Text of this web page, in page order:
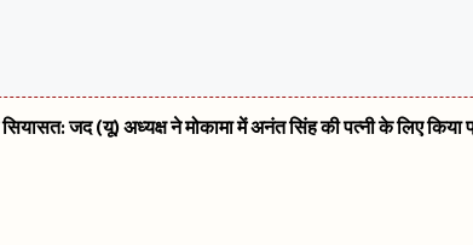
सियासत: जद (यू) अध्यक्ष ने मोकामा में अनंत सिंह की पत्नी के लिए किया